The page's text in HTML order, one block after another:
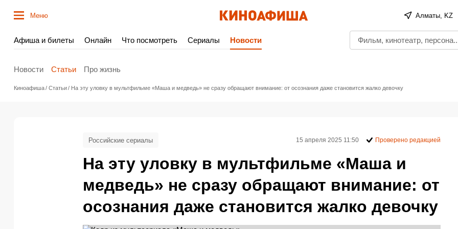
Меню Алматы, KZ
Афиша и билеты Онлайн Что посмотреть Сериалы Новости
Новости Статьи Про жизнь
Киноафиша Статьи На эту уловку в мультфильме «Маша и медведь» не сразу обращают внимание: от осознания даже становится жалко девочку
На эту уловку в мультфильме «Маша и
медведь» не сразу обращают внимание: от
осознания даже становится жалко девочку
Российские сериалы 15 апреля 2025 11:50 Проверено редакцией